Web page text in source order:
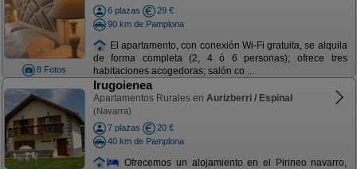
8 Fotos
6 plazas
29 €
90 km de Pamplona
El apartamento, con conexión Wi-Fi gratuita, se alquila
de forma completa (2, 4 ó 6 personas); ofrece tres
habitaciones acogedoras; salón co ...
Irugoienea
Apartamentos Rurales en Aurizberri / Espinal
(Navarra)
7 plazas
20 €
40 km de Pamplona
Ofrecemos un alojamiento en el Pirineo navarro,